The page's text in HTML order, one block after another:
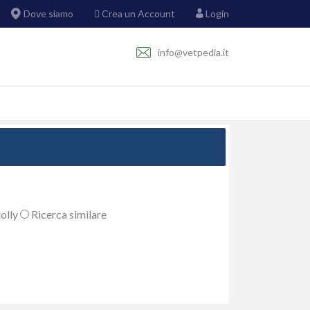
Dove siamo Crea un Account Login
info@vetpedia.it
Ricerca similare